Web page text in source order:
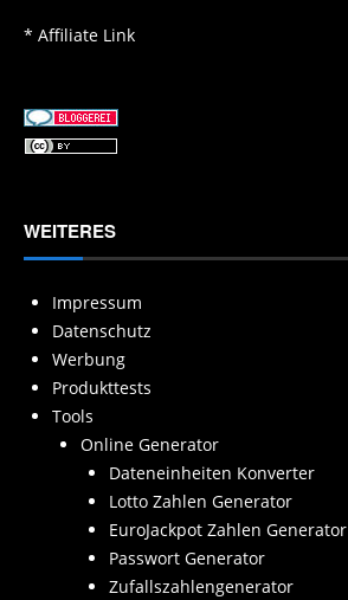
* Affiliate Link
WEITERES
Impressum
Datenschutz
Werbung
Produkttests
Tools
Online Generator
Dateneinheiten Konverter
Lotto Zahlen Generator
EuroJackpot Zahlen Generator
Passwort Generator
Zufallszahlengenerator